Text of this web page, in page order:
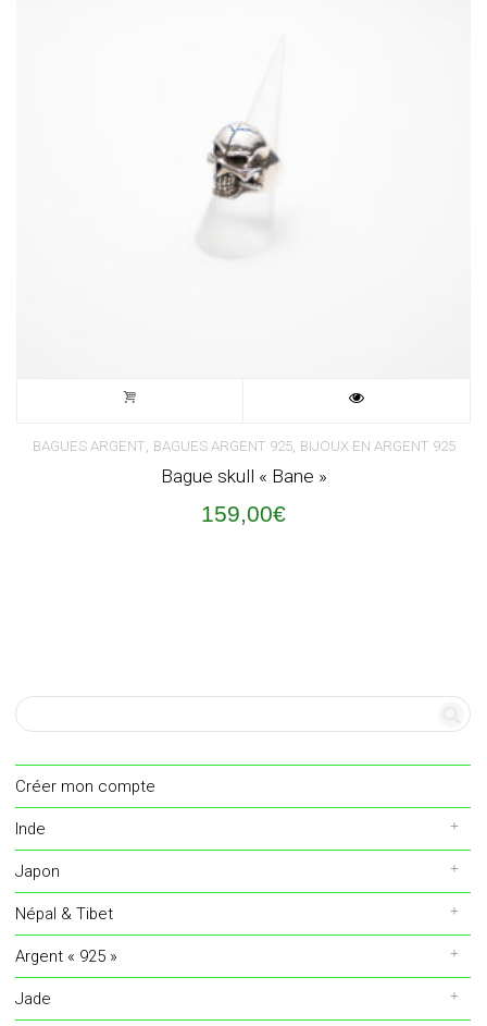
BAGUES ARGENT BAGUES ARGENT 925, BIJOUX EN ARGENT 925
Bague skull « Bane »
159,00€
Créer mon compte
Inde
Japon
Népal & Tibet
Argent « 925 »
Jade